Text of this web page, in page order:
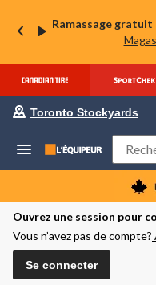
Ramassage
Toronto Stockyards
Ouvrez une session pour
Vous n’avez pas de compte?
Se connecter